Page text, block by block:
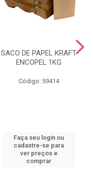
SACO DE PAPEL KRAFT
ENCOPEL 1KG
Código: 59414
Faça seu login ou
cadastre-se para
ver preços e
comprar